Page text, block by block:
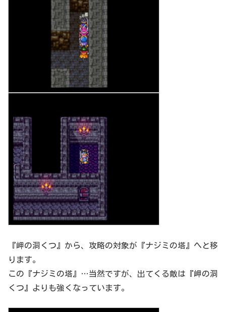
『岬の洞くつ』から、攻略の対象が『ナジミの塔』へと移
ります。
この『ナジミの塔』…当然ですが、出てくる敵は『岬の洞
くつ』よりも強くなっています。